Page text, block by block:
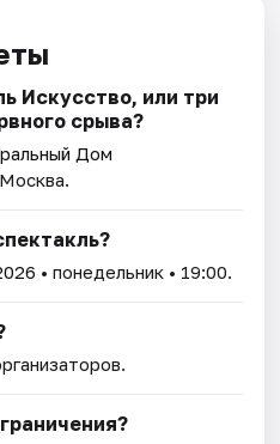
Искусство, или три
срыва?
Дом
• понедельник • 19:00.